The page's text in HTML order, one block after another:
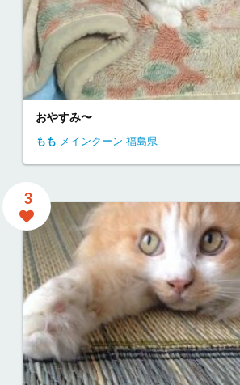
おやすみ〜
もも メインクーン 福島県
3